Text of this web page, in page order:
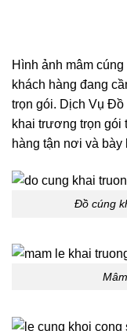
Hình ảnh mâm
khách hàng đang
trọn gói. Dịch Vụ Đồ
khai trương trọn gói
hàng tận nơi và bày
Đồ cúng